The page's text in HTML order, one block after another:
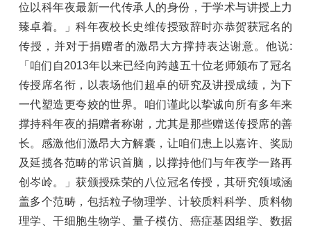
位以科年夜最新一代传承人的身份，于学术与讲授上力
臻卓着。」科年夜校长史维传授致辞时亦恭贺获冠名的
传授，并对于捐赠者的激昂大方撑持表达谢意。他说:
「咱们自2013年以来已经向跨越五十位老师颁布了冠名
传授席名衔，以表场他们超卓的研究及讲授成绩，为下
一代塑造更夸姣的世界。咱们谨此以挚诚向所有多年来
撑持科年夜的捐赠者称谢，尤其是那些赠送传授席的善
长。感激他们激昂大方解囊，让咱们患上以嘉许、奖励
及延揽各范畴的常识首脑，以撑持他们与年夜学一路再
创岑岭。」获颁授殊荣的八位冠名传授，其研究领域涵
盖多个范畴，包括粒子物理学、计较质料科学、质料物
理学、干细胞生物学、量子模仿、癌症基因组学、数据